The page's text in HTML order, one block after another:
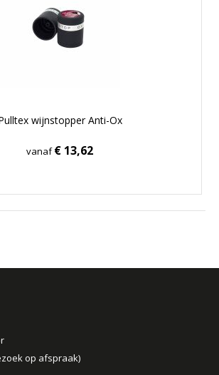
wijnstopper Anti-Ox
vanaf€ 13,62
op afspraak)